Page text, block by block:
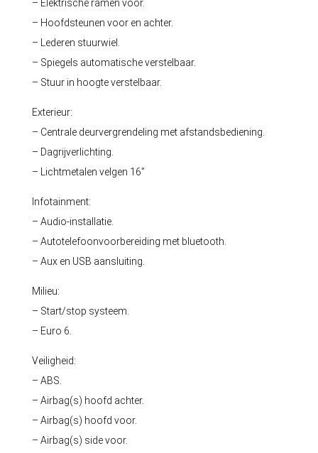
– Elektrische ramen voor.
– Hoofdsteunen voor en achter.
– Lederen stuurwiel.
– Spiegels automatische verstelbaar.
– Stuur in hoogte verstelbaar.
Exterieur:
– Centrale deurvergrendeling met afstandsbediening.
– Dagrijverlichting.
– Lichtmetalen velgen 16”
Infotainment:
– Audio-installatie.
– Autotelefoonvoorbereiding met bluetooth.
– Aux en USB aansluiting.
Milieu:
– Start/stop systeem.
– Euro 6.
Veiligheid:
– ABS.
– Airbag(s) hoofd achter.
– Airbag(s) hoofd voor.
– Airbag(s) side voor.